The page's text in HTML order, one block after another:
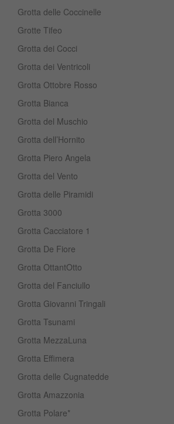
Grotta delle Coccinelle
Grotte Tifeo
Grotta dei Cocci
Grotta dei Ventricoli
Grotta Ottobre Rosso
Grotta Bianca
Grotta del Muschio
Grotta dell’Hornito
Grotta Piero Angela
Grotta del Vento
Grotta delle Piramidi
Grotta 3000
Grotta Cacciatore 1
Grotta De Fiore
Grotta OttantOtto
Grotta del Fanciullo
Grotta Giovanni Tringali
Grotta Tsunami
Grotta MezzaLuna
Grotta Effimera
Grotta delle Cugnatedde
Grotta Amazzonia
Grotta Polare*